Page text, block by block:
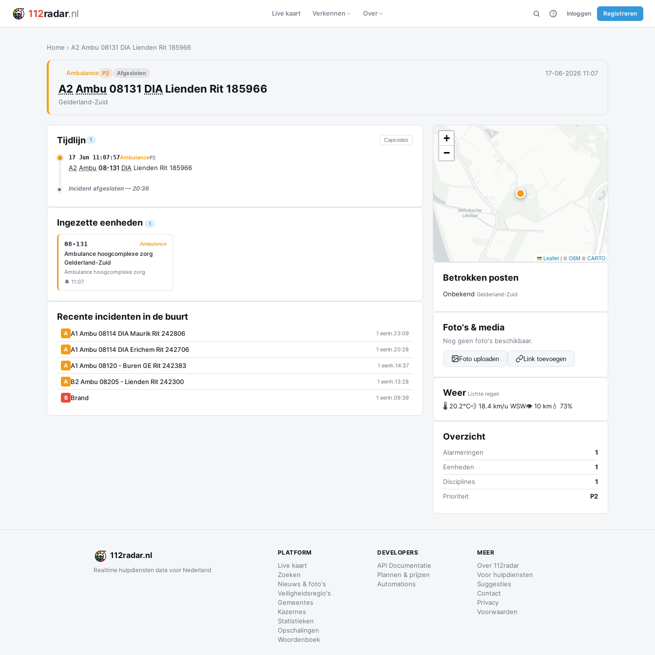
112radar.nl Live kaart Verkennen Over Inloggen Registreren
Home › A2 Ambu 08131 DIA Lienden Rit 185966
Ambulance P2 Afgesloten 17-06-2026 11:07
A2 Ambu 08131 DIA Lienden Rit 185966
Gelderland-Zuid
Tijdlijn 1 Capcodes
17 Jun 11:07:57AmbulanceP2
A2 Ambu 08-131 DIA Lienden Rit 185966
Incident afgesloten — 20:36
Ingezette eenheden 1
08-131 Ambulance
Ambulance hoogcomplexe zorg
Gelderland-Zuid
Ambulance hoogcomplexe zorg
🔔 11:07
Recente incidenten in de buurt
A A1 Ambu 08114 DIA Maurik Rit 242806 1 eenh.23:09
A A1 Ambu 08114 DIA Erichem Rit 242706 1 eenh.20:28
A A1 Ambu 08120 - Buren GE Rit 242383 1 eenh.14:37
A B2 Ambu 08205 - Lienden Rit 242300 1 eenh.13:28
B Brand 1 eenh.09:39
+
−
Leaflet | © OSM © CARTO
Betrokken posten
Onbekend Gelderland-Zuid
Foto's & media
Nog geen foto's beschikbaar.
Foto uploaden Link toevoegen
Weer Lichte regen
🌡 20.2°C💨 18.4 km/u WSW👁 10 km💧 73%
Overzicht
Alarmeringen
1
Eenheden
1
Disciplines
1
Prioriteit
P2
112radar.nl
Realtime hulpdiensten data voor Nederland
PLATFORM
Live kaart
Zoeken
Nieuws & foto's
Veiligheidsregio's
Gemeentes
Kazernes
Statistieken
Opschalingen
Woordenboek
DEVELOPERS
API Documentatie
Plannen & prijzen
Automations
MEER
Over 112radar
Voor hulpdiensten
Suggesties
Contact
Privacy
Voorwaarden